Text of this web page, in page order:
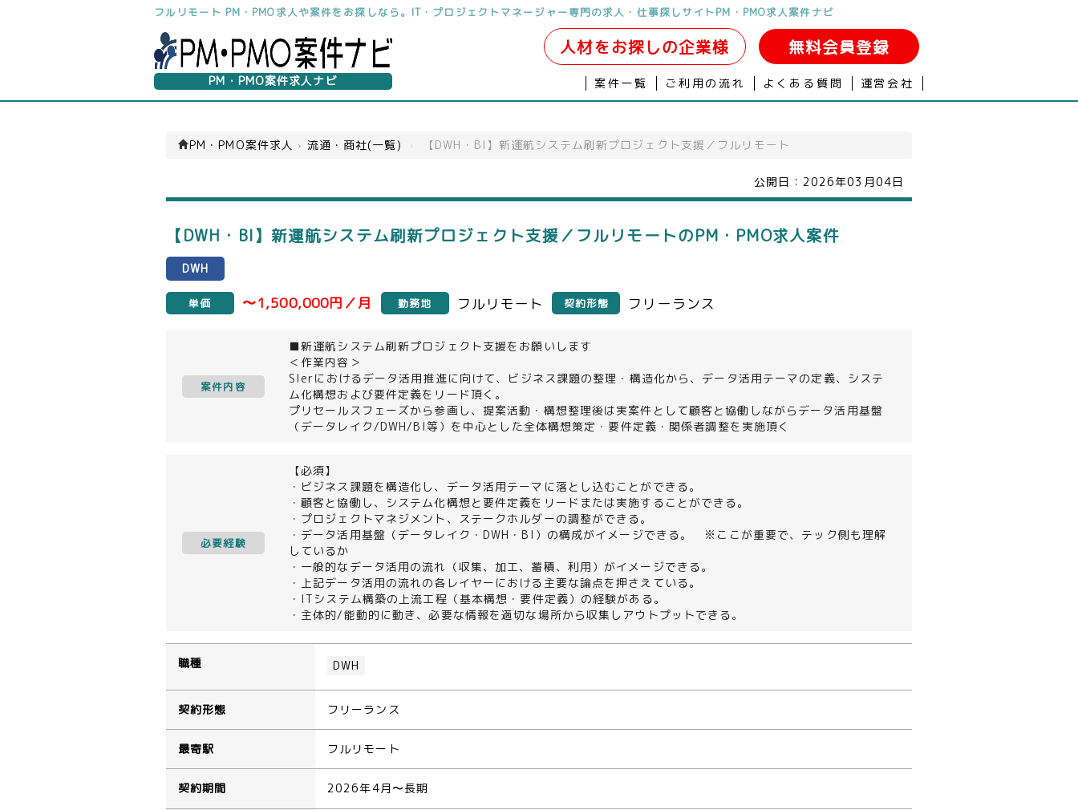
フルリモート PM・PMO求人や案件をお探しなら。IT・プロジェクトマネージャー専門の求人・仕事探しサイトPM・PMO求人案件ナビ
PM・PMO案件求人ナビ
人材をお探しの企業様 無料会員登録
案件一覧 ご利用の流れ よくある質問 運営会社
PM・PMO案件求人 › 流通・商社(一覧) › 【DWH・BI】新運航システム刷新プロジェクト支援／フルリモート
公開日： 2026年03月04日
【DWH・BI】新運航システム刷新プロジェクト支援／フルリモートのPM・PMO求人案件
DWH
単価 〜1,500,000円／月 勤務地 フルリモート 契約形態 フリーランス
案件内容
■新運航システム刷新プロジェクト支援をお願いします
＜作業内容＞
SIerにおけるデータ活用推進に向けて、ビジネス課題の整理・構造化から、データ活用テーマの定義、システ
ム化構想および要件定義をリード頂く。
プリセールスフェーズから参画し、提案活動・構想整理後は実案件として顧客と協働しながらデータ活用基盤
（データレイク/DWH/BI等）を中心とした全体構想策定・要件定義・関係者調整を実施頂く
必要経験
【必須】
・ビジネス課題を構造化し、データ活用テーマに落とし込むことができる。
・顧客と協働し、システム化構想と要件定義をリードまたは実施することができる。
・プロジェクトマネジメント、ステークホルダーの調整ができる。
・データ活用基盤（データレイク・DWH・BI）の構成がイメージできる。 ※ここが重要で、テック側も理解
しているか
・一般的なデータ活用の流れ（収集、加工、蓄積、利用）がイメージできる。
・上記データ活用の流れの各レイヤーにおける主要な論点を押さえている。
・ITシステム構築の上流工程（基本構想・要件定義）の経験がある。
・主体的/能動的に動き、必要な情報を適切な場所から収集しアウトプットできる。
職種 DWH
契約形態 フリーランス
最寄駅 フルリモート
契約期間 2026年4月〜長期